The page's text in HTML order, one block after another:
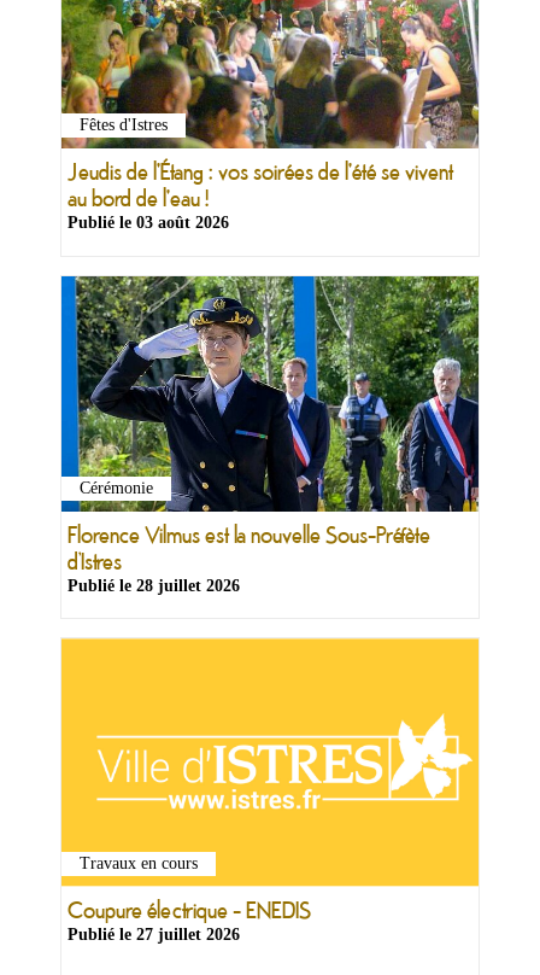
Fêtes d'Istres
Jeudis de l'Étang : vos soirées de l'été se vivent
au bord de l'eau !
Publié le 03 août 2026
Cérémonie
Florence Vilmus est la nouvelle Sous-Préfète
d’Istres
Publié le 28 juillet 2026
Travaux en cours
Coupure électrique - ENEDIS
Publié le 27 juillet 2026